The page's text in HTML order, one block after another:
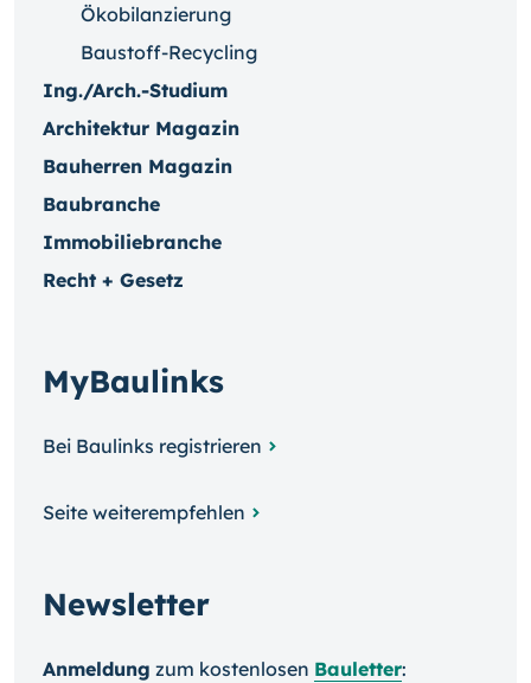
Ökobilanzierung
Baustoff-Recycling
Ing./Arch.-Studium
Architektur Magazin
Bauherren Magazin
Baubranche
Immobiliebranche
Recht + Gesetz
MyBaulinks
Bei Baulinks registrieren
Seite weiterempfehlen
Newsletter
Anmeldung zum kosten­losen Bauletter: